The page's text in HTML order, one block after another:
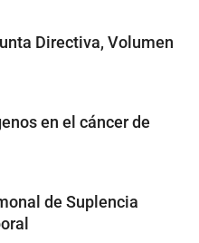
Directiva, Volumen
en el cáncer de
de Suplencia